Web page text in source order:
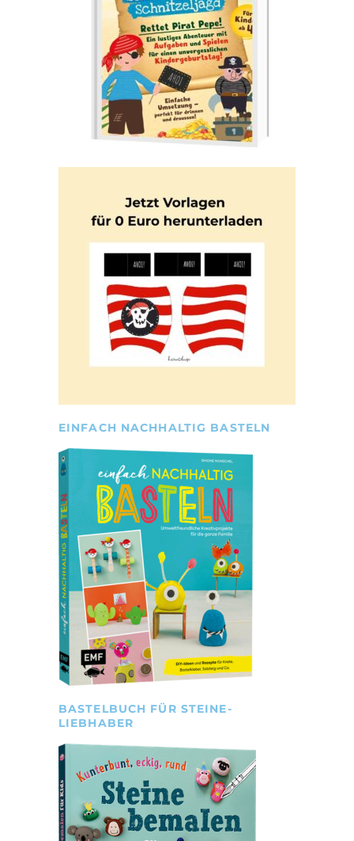
EINFACH NACHHALTIG BASTELN
BASTELBUCH FÜR STEINE-
LIEBHABER